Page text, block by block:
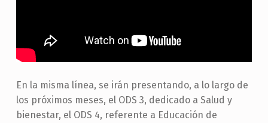
En la misma línea, se irán presentando, a lo largo de
los próximos meses, el ODS 3, dedicado a Salud y
bienestar, el ODS 4, referente a Educación de